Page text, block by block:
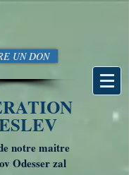
UN DON
notre maitre
Odesser zal